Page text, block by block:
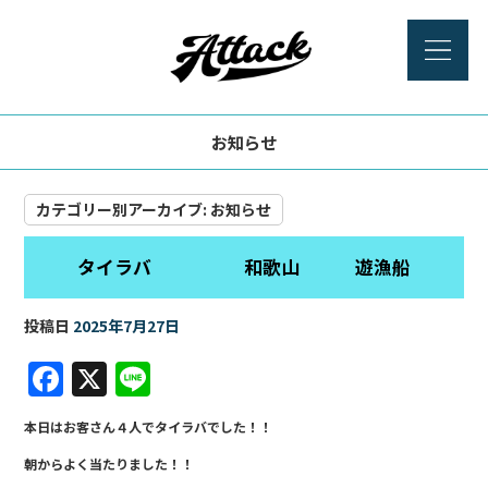
お知らせ
カテゴリー別アーカイブ: お知らせ
タイラバ 和歌山 遊漁船
投稿日 2025年7月27日
F
a
c
X
n
e
本日はお客さん４人でタイラバでした！！
朝からよく当たりました！！